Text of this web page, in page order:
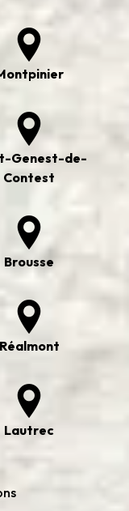
Genest-de-
Contest
Brousse
Réalmont
Lautrec